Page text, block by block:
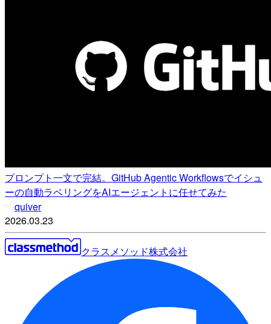
プロンプト一文で完結。GitHub Agentic Workflowsでイシュ
ーの自動ラベリングをAIエージェントに任せてみた
quiver
2026.03.23
クラスメソッド株式会社